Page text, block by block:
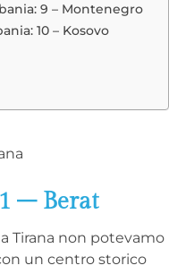
9 – Montenegro
10 – Kosovo
– Berat
Tirana non potevamo
un centro storico